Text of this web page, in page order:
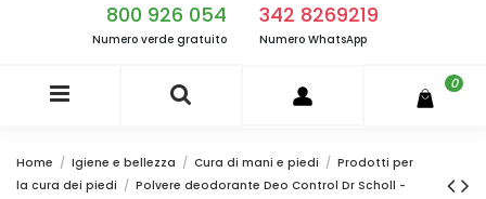
800 926 054
Numero verde gratuito
342 8269219
Numero WhatsApp
0
Home Igiene e bellezza Cura di mani e piedi
Prodotti per
la cura dei piedi
Polvere deodorante Deo Control Dr Scholl -